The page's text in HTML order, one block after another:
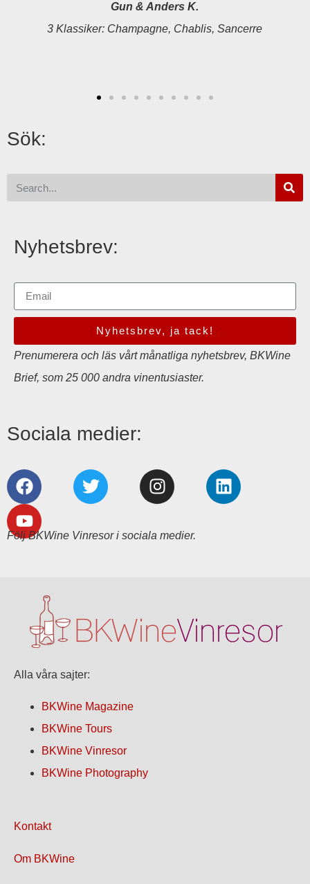
Gun & Anders K.
3 Klassiker: Champagne, Chablis, Sancerre
Sök:
Nyhetsbrev:
Nyhetsbrev, ja tack!
Prenumerera och läs vårt månatliga nyhetsbrev, BKWine
Brief, som 25 000 andra vinentusiaster.
Sociala medier:
Följ BKWine Vinresor i sociala medier.
Alla våra sajter:
BKWine Magazine
BKWine Tours
BKWine Vinresor
BKWine Photography
Kontakt
Om BKWine